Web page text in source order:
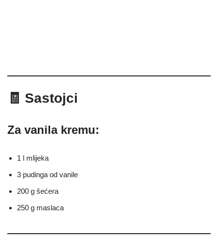
🧾 Sastojci
Za vanila kremu:
1 l mlijeka
3 pudinga od vanile
200 g šećera
250 g maslaca